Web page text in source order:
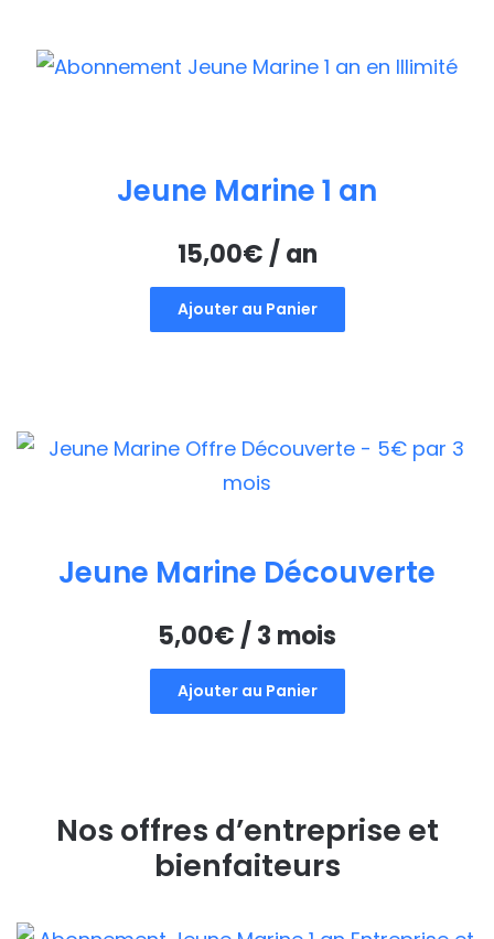
Jeune Marine 1 an
15,00€ / an
Ajouter au Panier
Jeune Marine Découverte
5,00€ / 3 mois
Ajouter au Panier
Nos offres d’entreprise et
bienfaiteurs